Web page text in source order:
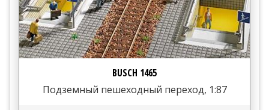
BUSCH 1465
Подземный пешеходный переход, 1:87